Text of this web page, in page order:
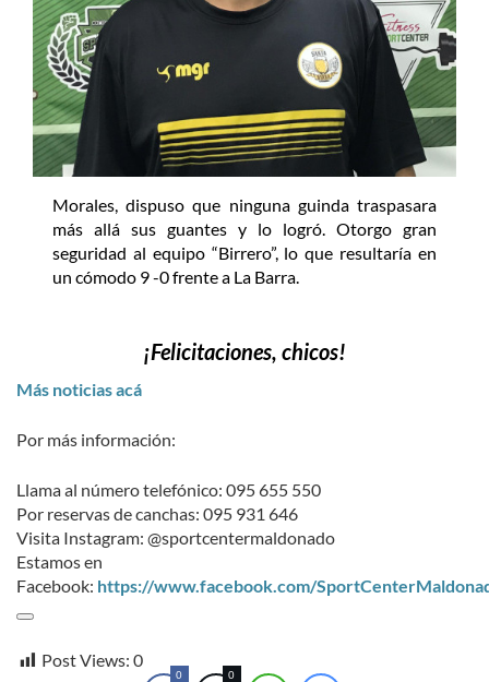
Morales, dispuso que ninguna guinda traspasara
más allá sus guantes y lo logró. Otorgo gran
seguridad al equipo “Birrero”, lo que resultaría en
un cómodo 9 -0 frente a La Barra.
¡Felicitaciones, chicos!
Más noticias acá
Por más información:
Llama al número telefónico: 095 655 550
Por reservas de canchas: 095 931 646
Visita Instagram: @sportcentermaldonado
Estamos en
Facebook: https://www.facebook.com/
Post Views: 0
0 0